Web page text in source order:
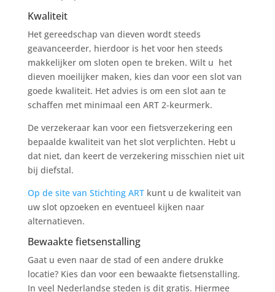
Kwaliteit
Het gereedschap van dieven wordt steeds
geavanceerder, hierdoor is het voor hen steeds
makkelijker om sloten open te breken. Wilt u het
dieven moeilijker maken, kies dan voor een slot van
goede kwaliteit. Het advies is om een slot aan te
schaffen met minimaal een ART 2-keurmerk.
De verzekeraar kan voor een fietsverzekering een
bepaalde kwaliteit van het slot verplichten. Hebt u
dat niet, dan keert de verzekering misschien niet uit
bij diefstal.
Op de site van Stichting ARTkunt u de kwaliteit van
uw slot opzoeken en eventueel kijken naar
alternatieven.
Bewaakte fietsenstalling
Gaat u even naar de stad of een andere drukke
locatie? Kies dan voor een bewaakte fietsenstalling.
In veel Nederlandse steden is dit gratis. Hiermee